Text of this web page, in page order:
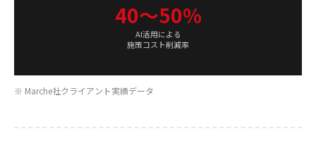
40〜50%
AI活用による
施策コスト削減率
※ Marche社クライアント実績データ